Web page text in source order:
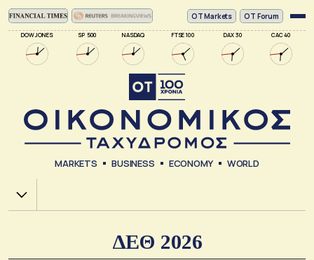
DOW JONES SP 500 NASDAQ FTSE 100 DAX 30 CAC 40
ΟΤ Markets OT Forum
MARKETS BUSINESS ECONOMY WORLD
Χ.Α.
ΔΕΘ 2026